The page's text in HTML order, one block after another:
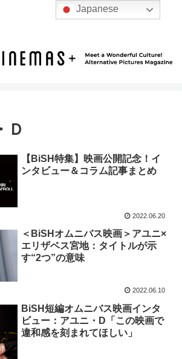
Ｄ
【BiSH特集】映画公開記念！イ
ンタビュー＆コラム記事まとめ
2022.06.20
＜BiSHオムニバス映画＞アユニ×
エリザベス宮地：タイトルが示
す“2つ”の意味
2022.06.10
BiSH短編オムニバス映画インタ
ビュー：アユニ・D「この映画で
違和感を刻まれてほしい」
Japanese